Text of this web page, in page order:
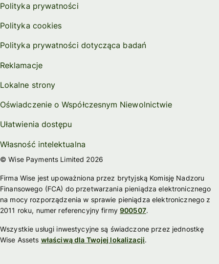
Polityka prywatności
Polityka cookies
Polityka prywatności dotycząca badań
Reklamacje
Lokalne strony
Oświadczenie o Współczesnym Niewolnictwie
Ułatwienia dostępu
Własność intelektualna
© Wise Payments Limited 2026
Firma Wise jest upoważniona przez brytyjską Komisję Nadzoru
Finansowego (FCA) do przetwarzania pieniądza elektronicznego
na mocy rozporządzenia w sprawie pieniądza elektronicznego z
2011 roku, numer referencyjny firmy900507.
Wszystkie usługi inwestycyjne są świadczone przez jednostkę
Wise Assets właściwą dla Twojej lokalizacji.